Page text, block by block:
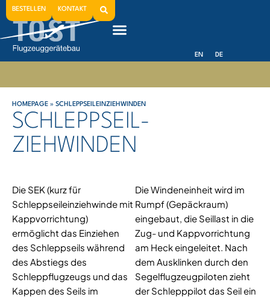
BESTELLEN KONTAKT
EN DE
HOMEPAGE » SCHLEPPSEILEINZIEHWINDEN
SCHLEPPSEIL­
ZIEHWINDEN
Die SEK (kurz für
Schleppseileinziehwinde mit
Kappvorrichtung)
ermöglicht das Einziehen
des Schleppseils während
des Abstiegs des
Schleppflugzeugs und das
Kappen des Seils im
Die Windeneinheit wird im
Rumpf (Gepäckraum)
eingebaut, die Seillast in die
Zug- und Kappvorrichtung
am Heck eingeleitet. Nach
dem Ausklinken durch den
Segelflugzeugpiloten zieht
der Schlepppilot das Seil ein